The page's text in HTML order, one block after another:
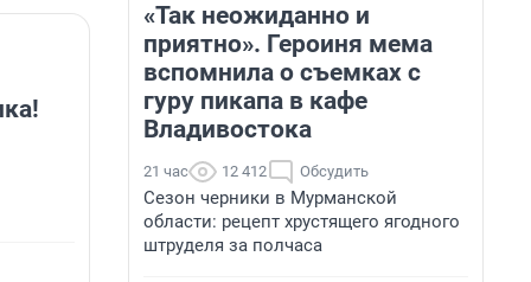
«Так неожиданно и
приятно». Героиня мема
вспомнила о съемках с
гуру пикапа в кафе
Владивостока
21 час 12 412 Обсудить
Сезон черники в Мурманской
области: рецепт хрустящего ягодного
штруделя за полчаса